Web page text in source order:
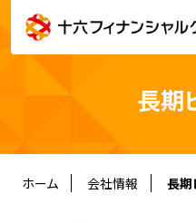
会社情報
株主・投資家情報
サステナビリティ
長期
ホーム 会社情報 長期